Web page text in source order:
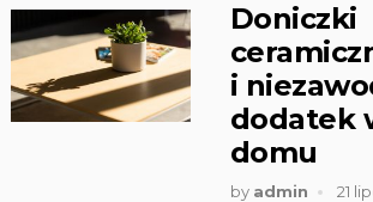
Doniczki
i
dodatek
domu
by admin 21